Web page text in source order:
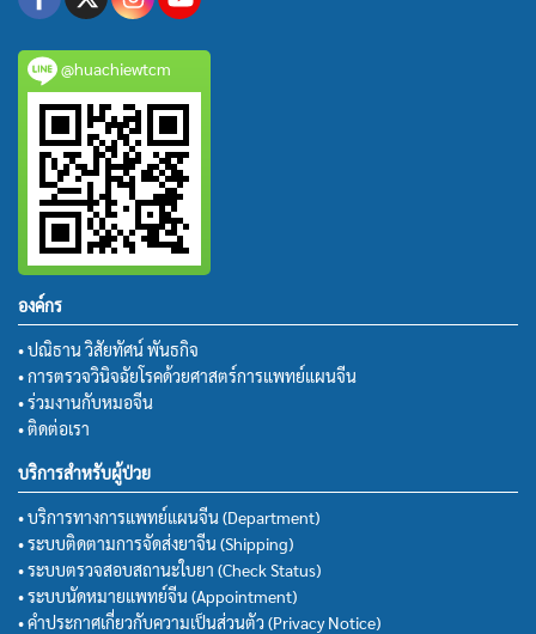
@huachiewtcm
องค์กร
• ปณิธาน วิสัยทัศน์ พันธกิจ
• การตรวจวินิจฉัยโรคด้วยศาสตร์การแพทย์แผนจีน
• ร่วมงานกับหมอจีน
• ติดต่อเรา
บริการสำหรับผู้ป่วย
• บริการทางการแพทย์แผนจีน (Department)
• ระบบติดตามการจัดส่งยาจีน (Shipping)
• ระบบตรวจสอบสถานะใบยา (Check Status)
• ระบบนัดหมายแพทย์จีน (Appointment)
• คำประกาศเกี่ยวกับความเป็นส่วนตัว (Privacy Notice)